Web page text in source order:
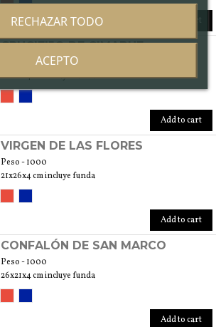
Add to cart
CRUCIFIJO DE CIMABUE
Peso - 1000
21x26x4 cm incluye funda
Add to cart
VIRGEN DE LAS FLORES
Peso - 1000
21x26x4 cm incluye funda
Add to cart
CONFALÓN DE SAN MARCO
Peso - 1000
26x21x4 cm incluye funda
Add to cart
RECHAZAR TODO
ACEPTO